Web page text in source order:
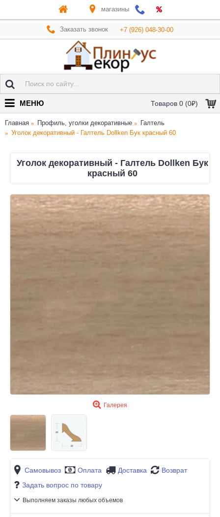
магазины
Заказать звонок +7 (926) 048-30-00
Товаров 0 (0₽)
МЕНЮ
Главная Профиль, уголки декоративные
Галтель
Уголок декоративный - Галтель Dollken Бук красный 60
Уголок декоративный - Галтель Dollken Бук
красный 60
Галерея
Самовывоз Оплата Доставка
Возврат
Задать вопрос по товару
Выполняем заказы любых объемов